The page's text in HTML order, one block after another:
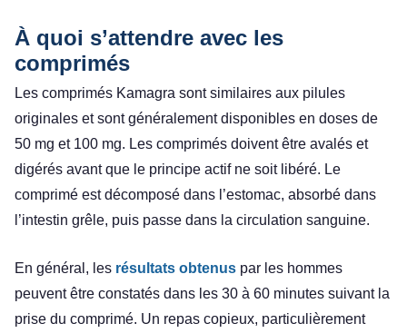
À quoi s’attendre avec les
comprimés
Les comprimés Kamagra sont similaires aux pilules
originales et sont généralement disponibles en doses de
50 mg et 100 mg. Les comprimés doivent être avalés et
digérés avant que le principe actif ne soit libéré. Le
comprimé est décomposé dans l’estomac, absorbé dans
l’intestin grêle, puis passe dans la circulation sanguine.
En général, les résultats obtenus par les hommes
peuvent être constatés dans les 30 à 60 minutes suivant la
prise du comprimé. Un repas copieux, particulièrement